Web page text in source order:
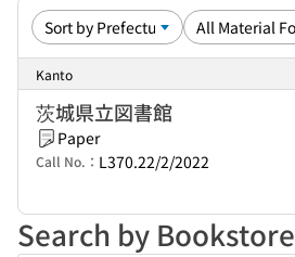
Kanto
茨城県立図書館
Paper
Call No.： L370.22/2/2022
Search by Bookstore